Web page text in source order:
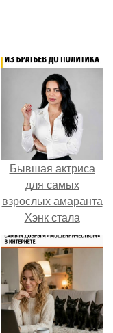
Бывшая актриса
для самых
взрослых амаранта
Хэнк стала
сенатором в
Колумбии.